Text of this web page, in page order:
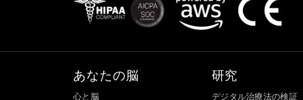
あなたの脳
心と脳
研究
デジタル治療法の検証